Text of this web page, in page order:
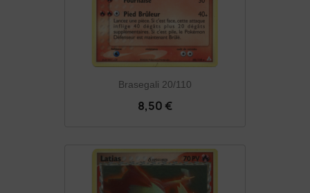
Brasegali 20/110
8,50 €